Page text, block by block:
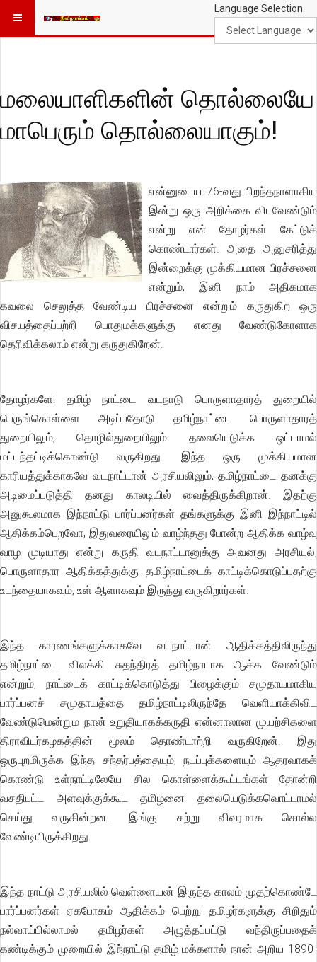
Language Selection
மலையாளிகளின் தொல்லையே
மாபெரும் தொல்லையாகும்!
என்னுடைய 76-வது பிறந்தநாளாகிய
இன்று ஒரு அறிக்கை விடவேண்டும்
என்று என் தோழர்கள் கேட்டுக்
கொண்டார்கள். அதை அனுசரித்து
இன்றைக்கு முக்கியமான பிரச்சனை
என்றும், இனி நாம் அதிகமாக
கவலை செலுத்த வேண்டிய பிரச்சனை என்றும் கருதுகிற ஒரு
விசயத்தைப்பற்றி பொதுமக்களுக்கு எனது வேண்டுகோளாக
தெரிவிக்கலாம் என்று கருதுகிறேன்.
தோழர்களே! தமிழ் நாட்டை வடநாடு பொருளாதாரத் துறையில்
பெருங்கொள்ளை அடிப்பதோடு தமிழ்நாட்டை பொருளாதாரத்
துறையிலும், தொழில்துறையிலும் தலையெடுக்க ஒட்டாமல்
மட்டந்தட்டிக்கொண்டு வருகிறது. இந்த ஒரு முக்கியமான
காரியத்துக்காகவே வடநாட்டான் அரசியலிலும், தமிழ்நாட்டை தனக்கு
அடிமைப்படுத்தி தனது காலடியில் வைத்திருக்கிறான். இதற்கு
அனுகூலமாக இந்நாட்டு பார்ப்பனர்கள் தங்களுக்கு இனி இந்நாட்டில்
ஆதிக்கம்பெறவோ, இதுவரையிலும் வாழ்ந்தது போன்ற ஆதிக்க வாழ்வு
வாழ முடியாது என்று கருதி வடநாட்டானுக்கு அவனது அரசியல்,
பொருளாதார ஆதிக்கத்துக்கு தமிழ்நாட்டைக் காட்டிக்கொடுப்பதற்கு
உடந்தையாகவும், உள் ஆளாகவும் இருந்து வருகிறார்கள்.
இந்த காரணங்களுக்காகவே வடநாட்டான் ஆதிக்கத்திலிருந்து
தமிழ்நாட்டை விலக்கி சுதந்திரத் தமிழ்நாடாக ஆக்க வேண்டும்
என்றும், நாட்டைக் காட்டிக்கொடுத்து பிழைக்கும் சமுதாயமாகிய
பார்ப்பனச் சமுதாயத்தை தமிழ்நாட்டிலிருந்தே வெளியாக்கிவிட
வேண்டுமென்றும நான் உறுதியாகக்கருதி என்னாலான முயற்சிகளை
திராவிடர்கழகத்தின் மூலம் தொண்டாற்றி வருகிறேன். இது
ஒருபுறமிருக்க இந்த சந்தர்பத்தையும், நடப்புக்களையும் ஆதரவாகக்
கொண்டு உள்நாட்டிலேயே சில கொள்ளைக்கூட்டங்கள் தோன்றி
வசதிபட்ட அளவுக்குக்கூட தமிழனை தலையெடுக்கவொட்டாமல்
செய்து வருகின்றன. இங்கு சற்று விவரமாக சொல்ல
வேண்டியிருக்கிறது.
இந்த நாட்டு அரசியலில் வெள்ளையன் இருந்த காலம் முதற்கொண்டே
பார்ப்பனர்கள் ஏகபோகம் ஆதிக்கம் பெற்று தமிழர்களுக்கு சிறிதும்
நல்வாய்பில்லாமல் தமிழர்கள் அழுத்தப்பட்டு வந்திருப்பதைக்
கண்டிக்கும் முறையில் இந்நாட்டு தமிழ் மக்களால் நான் அறிய 1890-